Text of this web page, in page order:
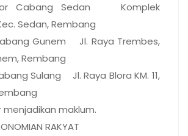
Cabang Sedan Komplek
Sedan, Rembang
Gunem Jl. Raya Trembes,
Rembang
Sulang Jl. Raya Blora KM. 11,
menjadikan maklum.
RAKYAT